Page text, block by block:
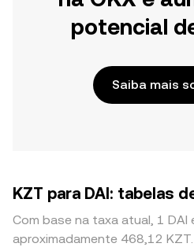
potencial
Saiba mais
KZT para DAI: tabelas
Com base na taxa atual, 1 DAI
aproximadamente 468,12